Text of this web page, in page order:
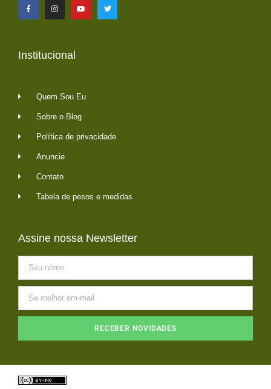
Institucional
Quem Sou Eu
Sobre o Blog
Política de privacidade
Anuncie
Contato
Tabela de pesos e medidas
Assine nossa Newsletter
RECEBER NOVIDADES